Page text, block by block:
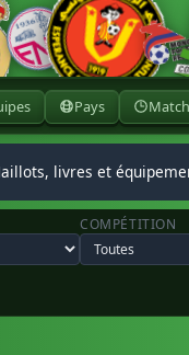
Pays
livres et
COMPÉTITION